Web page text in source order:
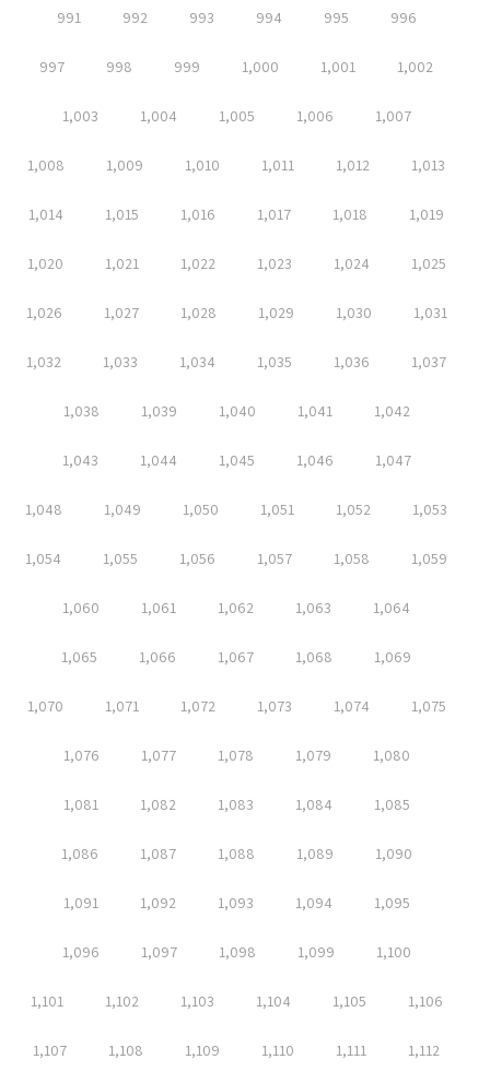
991 992 993 994 995 996
997 998 999 1,000 1,001 1,002
1,003 1,004 1,005 1,006 1,007
1,008 1,009 1,010 1,011 1,012 1,013
1,014 1,015 1,016 1,017 1,018 1,019
1,020 1,021 1,022 1,023 1,024 1,025
1,026 1,027 1,028 1,029 1,030 1,031
1,032 1,033 1,034 1,035 1,036 1,037
1,038 1,039 1,040 1,041 1,042
1,043 1,044 1,045 1,046 1,047
1,048 1,049 1,050 1,051 1,052 1,053
1,054 1,055 1,056 1,057 1,058 1,059
1,060 1,061 1,062 1,063 1,064
1,065 1,066 1,067 1,068 1,069
1,070 1,071 1,072 1,073 1,074 1,075
1,076 1,077 1,078 1,079 1,080
1,081 1,082 1,083 1,084 1,085
1,086 1,087 1,088 1,089 1,090
1,091 1,092 1,093 1,094 1,095
1,096 1,097 1,098 1,099 1,100
1,101 1,102 1,103 1,104 1,105 1,106
1,107 1,108 1,109 1,110 1,111 1,112